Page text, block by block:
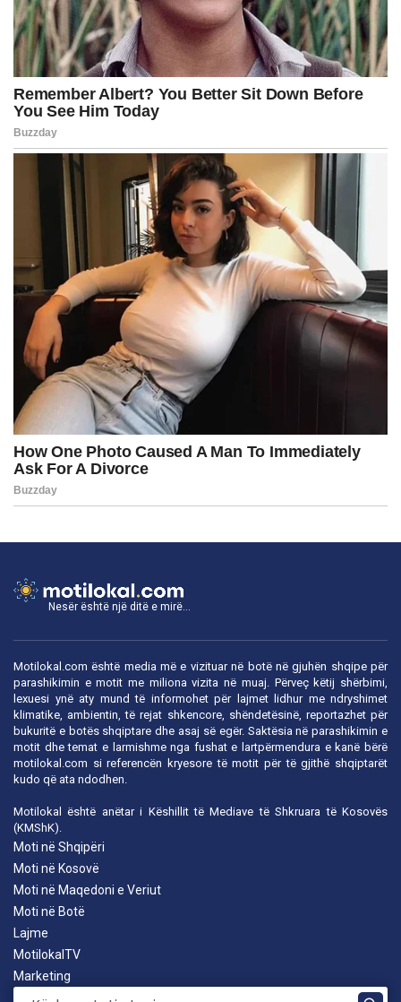
Nesër është një ditë e mirë...
Motilokal.com është media më e vizituar në botë në gjuhën shqipe për
parashikimin e motit me miliona vizita në muaj. Përveç këtij shërbimi,
lexuesi ynë aty mund të informohet për lajmet lidhur me ndryshimet
klimatike, ambientin, të rejat shkencore, shëndetësinë, reportazhet për
bukuritë e botës shqiptare dhe asaj së egër. Saktësia në parashikimin e
motit dhe temat e larmishme nga fushat e lartpërmendura e kanë bërë
motilokal.com si referencën kryesore të motit për të gjithë shqiptarët
kudo që ata ndodhen.
Motilokal është anëtar i Këshillit të Mediave të Shkruara të Kosovës
(KMShK).
Moti në Shqipëri
Moti në Kosovë
Moti në Maqedoni e Veriut
Moti në Botë
Lajme
MotilokalTV
Marketing